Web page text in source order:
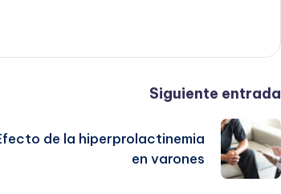
Siguiente entrada
de la hiperprolactinemia
en varones